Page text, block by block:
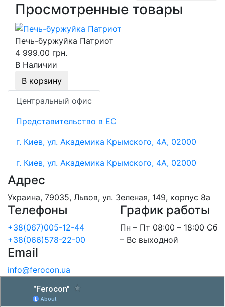
Просмотренные товары
Печь-буржуйка Патриот
4 999.00 грн.
В Наличии
В корзину
Центральный офис
Представительство в ЕС
г. Киев, ул. Академика Крымского, 4А, 02000
г. Киев, ул. Академика Крымского, 4А, 02000
Адрес
Украина, 79035, Львов, ул. Зеленая, 149, корпус 8а
Телефоны
+38(067)005-12-44
+38(066)578-22-00
График работы
Пн – Пт 08:00 – 18:00 Сб
– Вс выходной
Email
info@ferocon.ua